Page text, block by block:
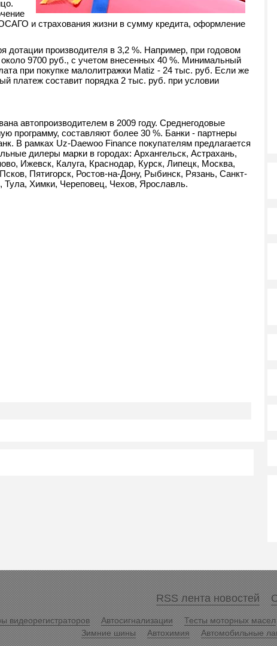
и страхования жизни в сумму кредита, оформление
производителя в 3,2 %. Например, при годовом
9700 руб., с учетом внесенных 40 %. Минимальный
при покупке малолитражки Matiz - 24 тыс. руб. Если же
платеж составит порядка 2 тыс. руб. при условии
автопроизводителем в 2009 году. Среднегодовые
программу, составляют более 30 %. Банки - партнеры
В рамках Uz-Daewoo Finance покупателям предлагается
дилеры марки в городах: Архангельск, Астрахань,
Ижевск, Калуга, Краснодар, Курск, Липецк, Москва,
Пятигорск, Ростов-на-Дону, Рыбинск, Рязань, Санкт-
Химки, Череповец, Чехов, Ярославль.
RSS лента новостей
видеорегистраторов Автосигнализации Тесты моторных масел
Зимние шины
Автохимия Автомобильные